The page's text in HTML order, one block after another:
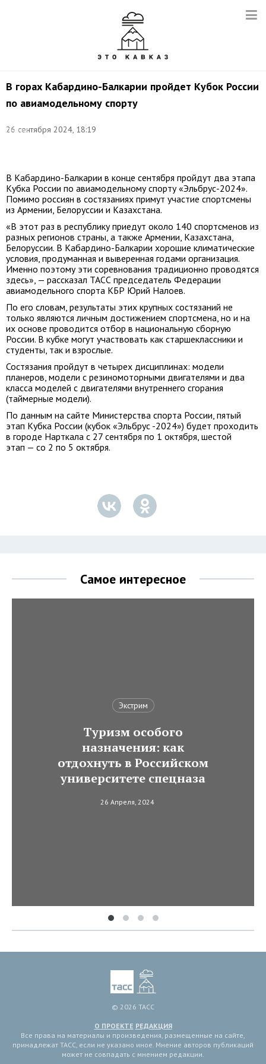
В горах Кабардино-Балкарии пройдет Кубок России
по авиамодельному спорту
26 сентября 2024, 18:19
Сергей
В Кабардино-Балкарии в конце сентября пройдут два этапа
Кубка России по авиамодельному спорту «Эльбрус-2024».
Помимо россиян в состязаниях примут участие спортсмены
из Армении, Белоруссии и Казахстана.
«В этот раз в республику приедут около 140 спортсменов из
разных регионов страны, а также Армении, Казахстана,
Белоруссии. В Кабардино-Балкарии хорошие климатические
условия, продуманная и выверенная годами организация.
Именно поэтому эти соревнования традиционно проводятся
здесь», — рассказал ТАСС председатель Федерации
авиамодельного спорта КБР Юрий Налоев.
По его словам, результаты этих крупных состязаний не
только являются личным достижением спортсмена, но и на
их основе проводится отбор в национальную сборную
России. В кубке могут участвовать как старшеклассники и
студенты, так и взрослые.
Состязания пройдут в четырех дисциплинах: модели
планеров, модели с резиномоторными двигателями и два
класса моделей с двигателями внутреннего сгорания
(таймерные модели).
По данным на сайте Министерства спорта России, пятый
этап Кубка России (кубок «Эльбрус -2024») будет проходить
в городе Нарткала с 27 сентября по 1 октября, шестой
этап — со 2 по 5 октября.
Самое интересное
Экстрим
Туризм особого
назначения: как
отдохнуть в Российском
университете спецназа
26 Апреля, 2024
© 2026 ТАСС
О ПРОЕКТЕ РЕДАКЦИЯ
Все права на материалы и произведения, размещенные на сайте,
принадлежат ТАСС, если не указано иное. Мнение авторов публикаций
может не совпадать с мнением редакции.